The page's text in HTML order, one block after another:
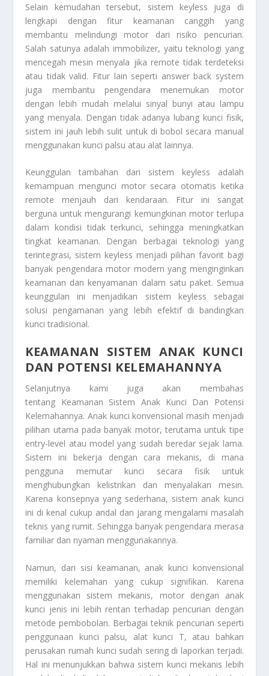
Selain kemudahan tersebut, sistem keyless juga di
lengkapi dengan fitur keamanan canggih yang
membantu melindungi motor dari risiko pencurian.
Salah satunya adalah immobilizer, yaitu teknologi yang
mencegah mesin menyala jika remote tidak terdeteksi
atau tidak valid. Fitur lain seperti answer back system
juga membantu pengendara menemukan motor
dengan lebih mudah melalui sinyal bunyi atau lampu
yang menyala. Dengan tidak adanya lubang kunci fisik,
sistem ini jauh lebih sulit untuk di bobol secara manual
menggunakan kunci palsu atau alat lainnya.
Keunggulan tambahan dari sistem keyless adalah
kemampuan mengunci motor secara otomatis ketika
remote menjauh dari kendaraan. Fitur ini sangat
berguna untuk mengurangi kemungkinan motor terlupa
dalam kondisi tidak terkunci, sehingga meningkatkan
tingkat keamanan. Dengan berbagai teknologi yang
terintegrasi, sistem keyless menjadi pilihan favorit bagi
banyak pengendara motor modern yang menginginkan
keamanan dan kenyamanan dalam satu paket. Semua
keunggulan ini menjadikan sistem keyless sebagai
solusi pengamanan yang lebih efektif di bandingkan
kunci tradisional.
KEAMANAN SISTEM ANAK KUNCI
DAN POTENSI KELEMAHANNYA
Selanjutnya kami juga akan membahas
tentang Keamanan Sistem Anak Kunci Dan Potensi
Kelemahannya. Anak kunci konvensional masih menjadi
pilihan utama pada banyak motor, terutama untuk tipe
entry-level atau model yang sudah beredar sejak lama.
Sistem ini bekerja dengan cara mekanis, di mana
pengguna memutar kunci secara fisik untuk
menghubungkan kelistrikan dan menyalakan mesin.
Karena konsepnya yang sederhana, sistem anak kunci
ini di kenal cukup andal dan jarang mengalami masalah
teknis yang rumit. Sehingga banyak pengendara merasa
familiar dan nyaman menggunakannya.
Namun, dari sisi keamanan, anak kunci konvensional
memiliki kelemahan yang cukup signifikan. Karena
menggunakan sistem mekanis, motor dengan anak
kunci jenis ini lebih rentan terhadap pencurian dengan
metode pembobolan. Berbagai teknik pencurian seperti
penggunaan kunci palsu, alat kunci T, atau bahkan
perusakan rumah kunci sudah sering di laporkan terjadi.
Hal ini menunjukkan bahwa sistem kunci mekanis lebih